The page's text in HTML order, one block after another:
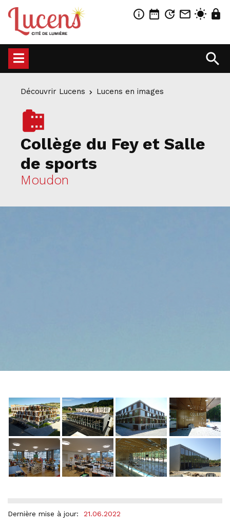
info_outline date_range update mail_outline wb_sunny lock
search
Découvrir Lucens Lucens en images
camera_roll
Collège du Fey et Salle
de sports
Moudon
Dernière mise à jour: 21.06.2022